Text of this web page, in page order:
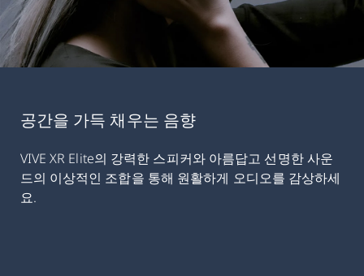
공간을 가득 채우는 음향
VIVE XR Elite의 강력한 스피커와 아름답고 선명한 사운
드의 이상적인 조합을 통해 원활하게 오디오를 감상하세
요.